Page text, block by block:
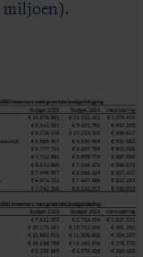
miljoen).